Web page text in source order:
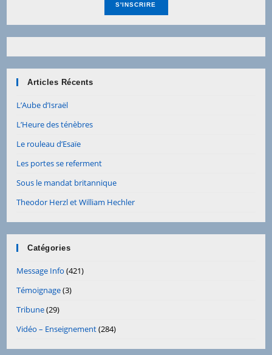
Articles Récents
L’Aube d’Israël
L’Heure des ténèbres
Le rouleau d’Esaïe
Les portes se referment
Sous le mandat britannique
Theodor Herzl et William Hechler
Catégories
Message Info (421)
Témoignage(3)
Tribune(29)
Vidéo – Enseignement(284)